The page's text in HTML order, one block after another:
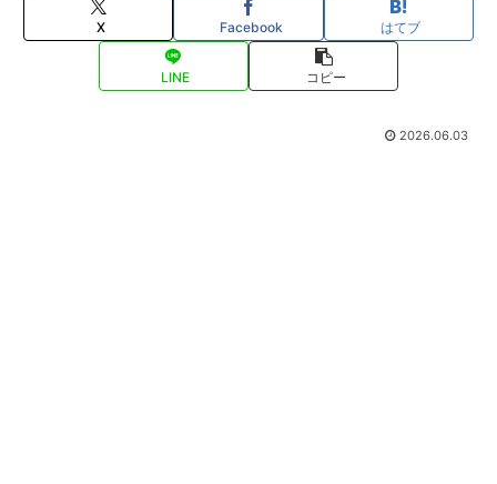
X Facebook はてブ
LINE コピー
2026.06.03